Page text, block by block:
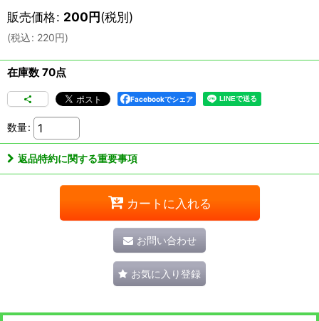
販売価格: 200円(税別)
(税込: 220円)
在庫数 70点
Facebookでシェア
数量:
返品特約に関する重要事項
カートに入れる
お問い合わせ
お気に入り登録